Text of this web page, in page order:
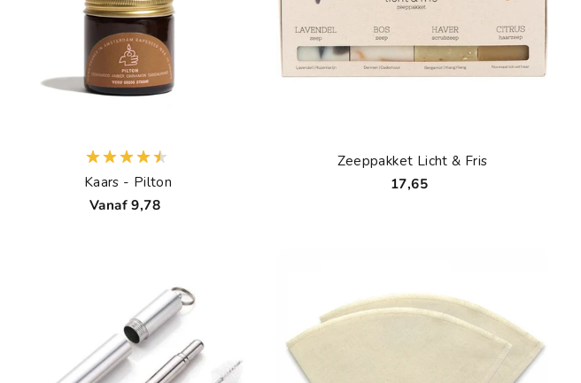
Kaars - Pilton
Vanaf 9,78
Zeeppakket Licht & Fris
17,65